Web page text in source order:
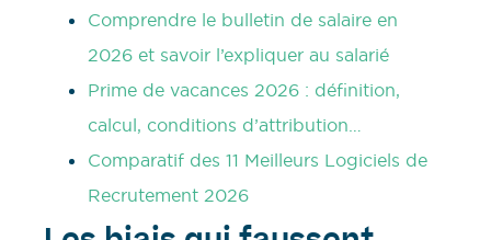
Comprendre le bulletin de salaire en
2026 et savoir l’expliquer au salarié
Prime de vacances 2026 : définition,
calcul, conditions d’attribution…
Comparatif des 11 Meilleurs Logiciels de
Recrutement 2026